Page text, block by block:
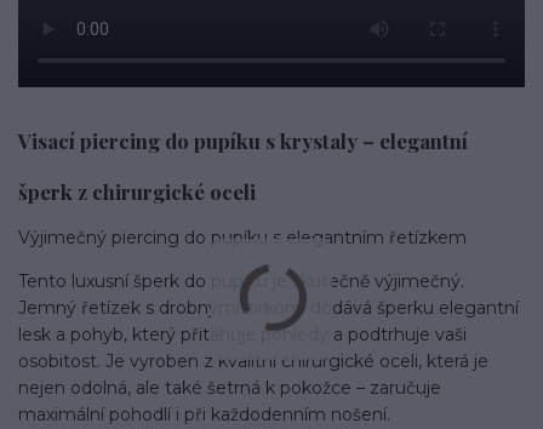
Visací piercing do pupíku s krystaly – elegantní
šperk z chirurgické oceli
Výjimečný piercing do pupíku s elegantním řetízkem
Tento luxusní šperk do pupíku je skutečně výjimečný.
Jemný řetízek s drobnými zirkony dodává šperku elegantní
lesk a pohyb, který přitahuje pohledy a podtrhuje vaši
osobitost. Je vyroben z kvalitní chirurgické oceli, která je
nejen odolná, ale také šetrná k pokožce – zaručuje
maximální pohodlí i při každodenním nošení.